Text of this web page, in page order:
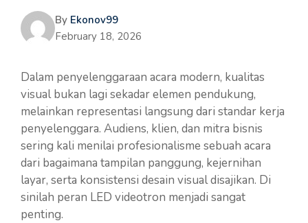
By Ekonov99
February 18, 2026
Dalam penyelenggaraan acara modern, kualitas
visual bukan lagi sekadar elemen pendukung,
melainkan representasi langsung dari standar kerja
penyelenggara. Audiens, klien, dan mitra bisnis
sering kali menilai profesionalisme sebuah acara
dari bagaimana tampilan panggung, kejernihan
layar, serta konsistensi desain visual disajikan. Di
sinilah peran LED videotron menjadi sangat
penting.